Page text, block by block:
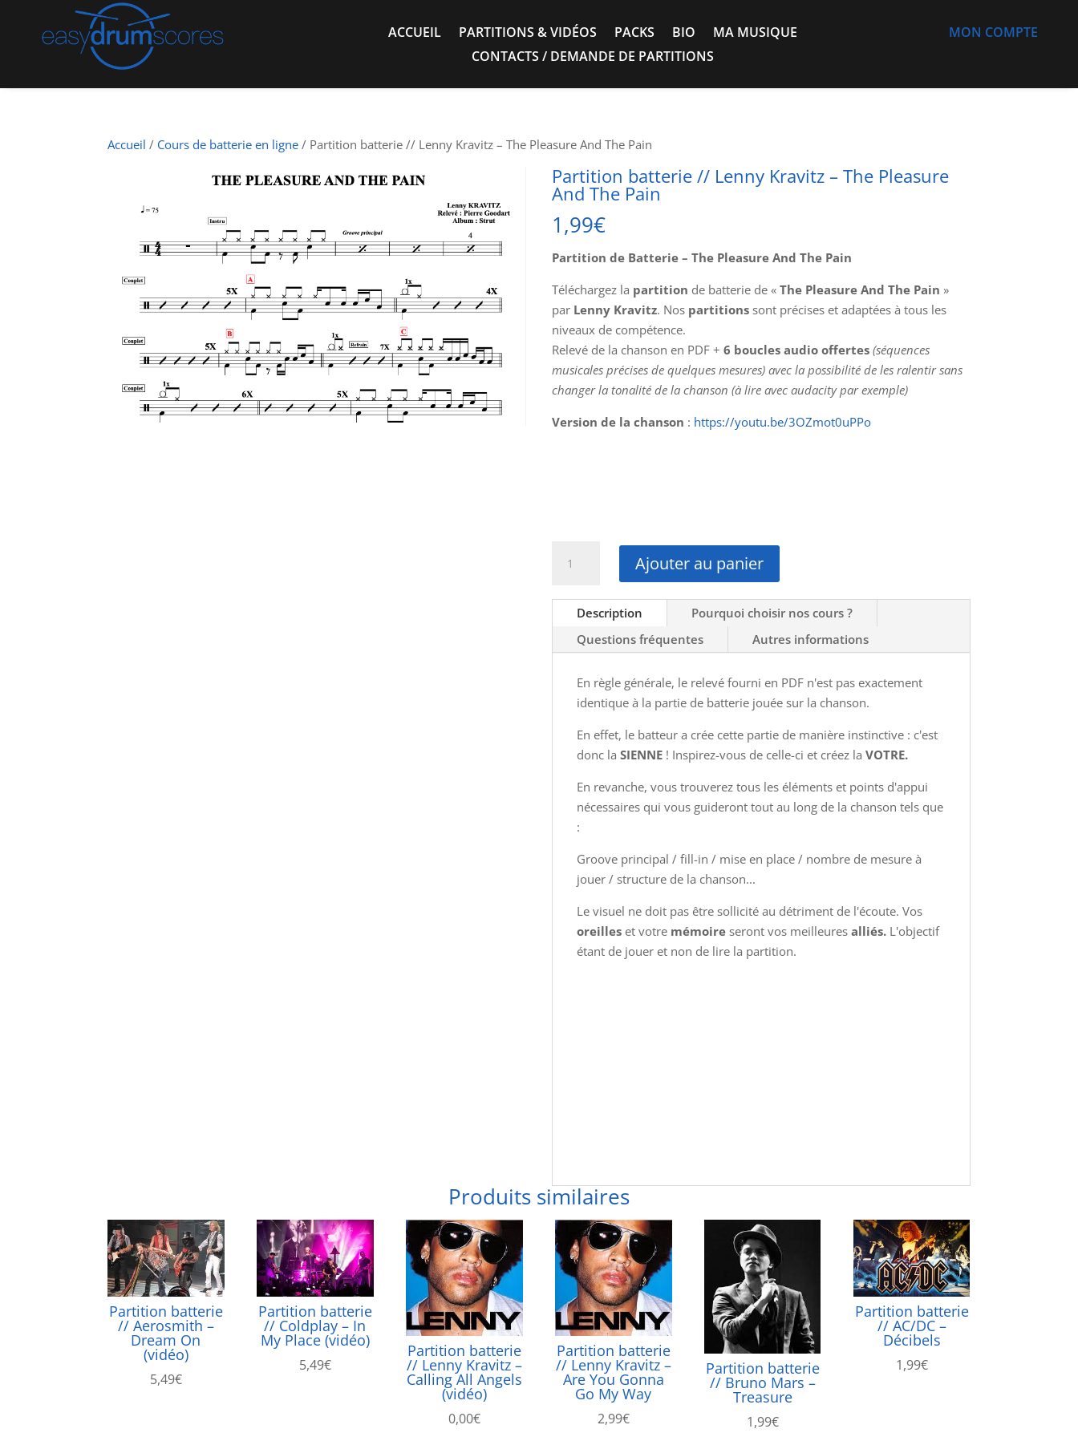
ACCUEIL PARTITIONS & VIDÉOS PACKS BIO
MA MUSIQUE
CONTACTS / DEMANDE DE PARTITIONS
MON COMPTE
Accueil / Cours de batterie en ligne / Partition batterie // Lenny Kravitz – The Pleasure And The Pain
Partition batterie // Lenny Kravitz – The Pleasure
And The Pain
1,99€
Partition de Batterie – The Pleasure And The Pain
Téléchargez la partition de batterie de «The Pleasure And The Pain »
par Lenny Kravitz. Nos partitions sont précises et adaptées à tous les
niveaux de compétence.
Relevé de la chanson en PDF +6 boucles audio offertes(séquences
musicales précises de quelques mesures) avec la possibilité de les ralentir sans
changer la tonalité de la chanson (à lire avecaudacitypar exemple)
Version de la chanson : https://youtu.be/3OZmot0uPPo
batterie
Lenny
Pleasure
Ajouter au panier
Description
Pourquoi choisir nos cours ?
Questions fréquentes
Autres informations
En règle générale, le relevé fourni en PDF n'est pas exactement
identique à la partie de batterie jouée sur la chanson.
En effet, le batteur a crée cette partie de manière instinctive : c'est
donc laSIENNE ! Inspirez-vous de celle-ci et créez laVOTRE.
En revanche, vous trouverez tous les éléments et points d'appui
nécessaires qui vous guideront tout au long de la chanson tels que
:
Groove principal / fill-in / mise en place / nombre de mesure à
jouer / structure de la chanson...
Le visuel ne doit pas être sollicité au détriment de l'écoute. Vos
oreilles et votre mémoire seront vos meilleuresalliés. L'objectif
étant de jouer et non de lire la partition.
Produits similaires
Partition batterie
// Aerosmith –
Dream On
(vidéo)
5,49€
Partition batterie
// Coldplay – In
My Place (vidéo)
5,49€
Partition batterie
// Lenny Kravitz –
Calling All Angels
(vidéo)
0,00€
Partition batterie
// Lenny Kravitz –
Are You Gonna
Go My Way
2,99€
Partition batterie
// Bruno Mars –
Treasure
1,99€
Partition batterie
// AC/DC –
Décibels
1,99€